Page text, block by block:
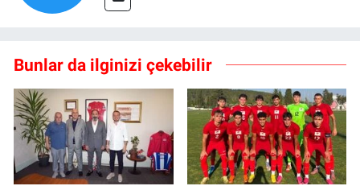
Bunlar da ilginizi çekebilir